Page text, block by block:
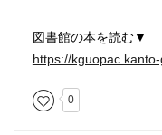
ら、これをどう読ん
図書館の本を読む▼
https://
0